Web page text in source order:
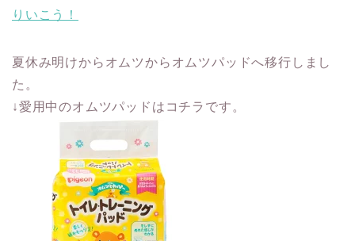
りいこう！
夏休み明けからオムツからオムツパッドへ移行しまし
た。
↓愛用中のオムツパッドはコチラです。